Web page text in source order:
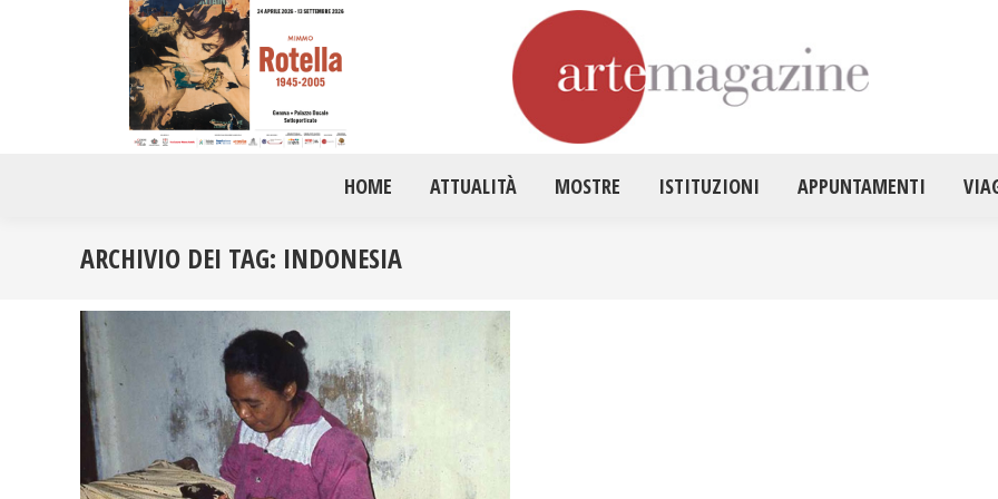
HOME ATTUALITÀ MOSTRE ISTITUZIONI APPUNTAMENTI
ARCHIVIO DEI TAG: INDONESIA
HOME